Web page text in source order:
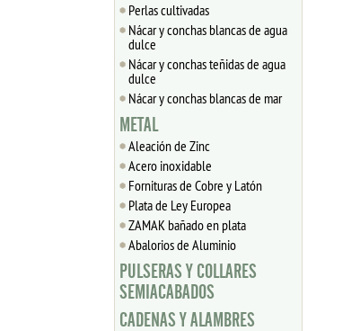
Perlas cultivadas
Nácar y conchas blancas de agua
dulce
Nácar y conchas teñidas de agua
dulce
Nácar y conchas blancas de mar
METAL
Aleación de Zinc
Acero inoxidable
Fornituras de Cobre y Latón
Plata de Ley Europea
ZAMAK bañado en plata
Abalorios de Aluminio
PULSERAS Y COLLARES
SEMIACABADOS
CADENAS Y ALAMBRES